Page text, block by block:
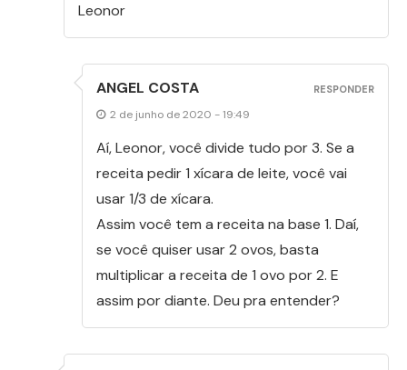
Leonor
ANGEL COSTA
2 de junho de 2020 - 19:49
Aí, Leonor, você divide tudo por 3. Se a
receita pedir 1 xícara de leite, você vai
usar 1/3 de xícara.
Assim você tem a receita na base 1. Daí,
se você quiser usar 2 ovos, basta
multiplicar a receita de 1 ovo por 2. E
assim por diante. Deu pra entender?
RESPONDER